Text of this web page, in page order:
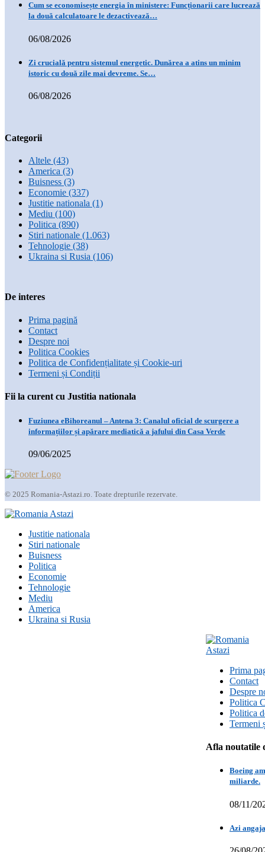
Cum se economisește energia în ministere: Funcționarii care lucrează
la două calculatoare le dezactivează…
06/08/2026
Zi crucială pentru sistemul energetic. Dunărea a atins un minim
istoric cu două zile mai devreme. Se…
06/08/2026
Categorii
Altele (43)
America (3)
Buisness (3)
Economie (337)
Justitie nationala (1)
Mediu (100)
Politica (890)
Stiri nationale (1.063)
Tehnologie (38)
Ukraina si Rusia (106)
De interes
Prima pagină
Contact
Despre noi
Politica Cookies
Politica de Confidențialitate și Cookie-uri
Termeni și Condiții
Fii la curent cu Justitia nationala
Fuziunea eBihoreanul – Antena 3: Canalul oficial de scurgere a
informațiilor și apărare mediatică a jafului din Casa Verde
09/06/2025
© 2025 Romania-Astazi.ro. Toate drepturile rezervate.
Justitie nationala
Stiri nationale
Buisness
Politica
Economie
Tehnologie
Mediu
America
Ukraina si Rusia
Prima
Contact
Despre
Politica
Politica
Termeni
Afla noutatile
Boeing
miliarde.
08/11/
Azi